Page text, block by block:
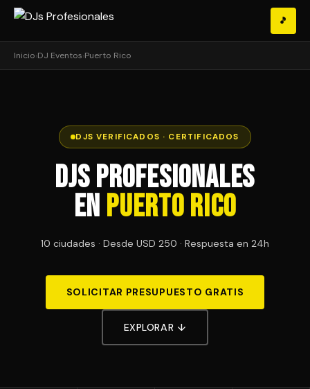
🎵
Inicio›DJ Eventos›Puerto Rico
DJS VERIFICADOS · CERTIFICADOS
DJs Profesionales
en Puerto Rico
10 ciudades · Desde USD 250 · Respuesta en 24h
SOLICITAR PRESUPUESTO GRATIS
EXPLORAR ↓